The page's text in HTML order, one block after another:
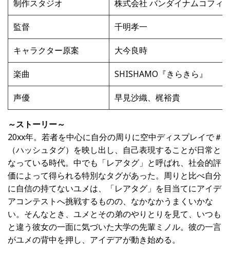
制作スタジオ 株式会社 バンダイナムコフィ
監督 千明孝一
キャラクター原案 大今良時
楽曲 SHISHAMO『きらきら』
声優 早見沙織、梶裕貴
～ストーリー～
20xx年。若者を中心に自分の周りに空中ディスプレイで＃
（ハッシュタグ）を映し出し、自己表現することが日常と
なっている時代。中でも「レアタグ」と呼ばれ、社会的評
価によって得られる特別なタグがあった。周りと比べ自分
に自信の持てないユメは、「レアタグ」を目当てにアイデ
アコンテストへ挑戦するものの、なかなかうまくいかな
い。そんなとき、ユメとその弟のやりとりを見て、いつも
と違う彼女の一面に気づいた大学の先輩ミノル。彼の一言
がユメの背中を押し、アイデアが動き始める。